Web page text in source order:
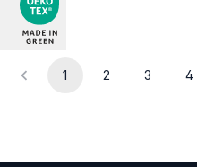
1 2 3 4